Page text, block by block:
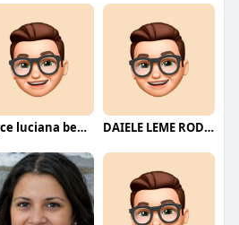
joyce luciana bentini jesus DAIELE LEME RODRIGUES